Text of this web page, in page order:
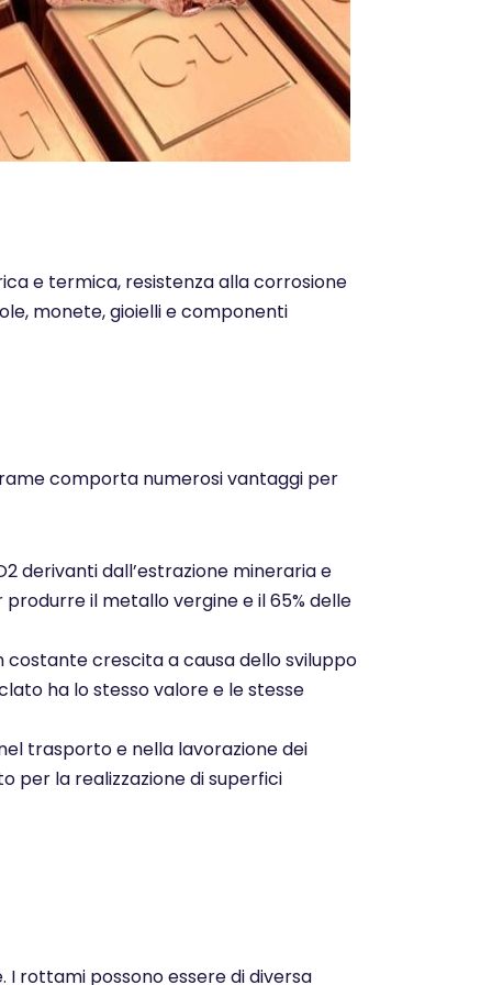
e termica, resistenza alla corrosione
monete, gioielli e componenti
comporta numerosi vantaggi per
derivanti dall’estrazione mineraria e
il metallo vergine e il 65% delle
costante crescita a causa dello sviluppo
ha lo stesso valore e le stesse
trasporto e nella lavorazione dei
per la realizzazione di superfici
rottami possono essere di diversa